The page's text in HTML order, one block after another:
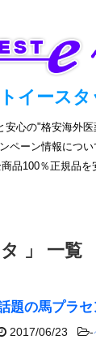
イース
安心の"格安海外
ペーン情報につ
品100％正規品を
」 一覧
題の馬プラ
2017/06/23 -